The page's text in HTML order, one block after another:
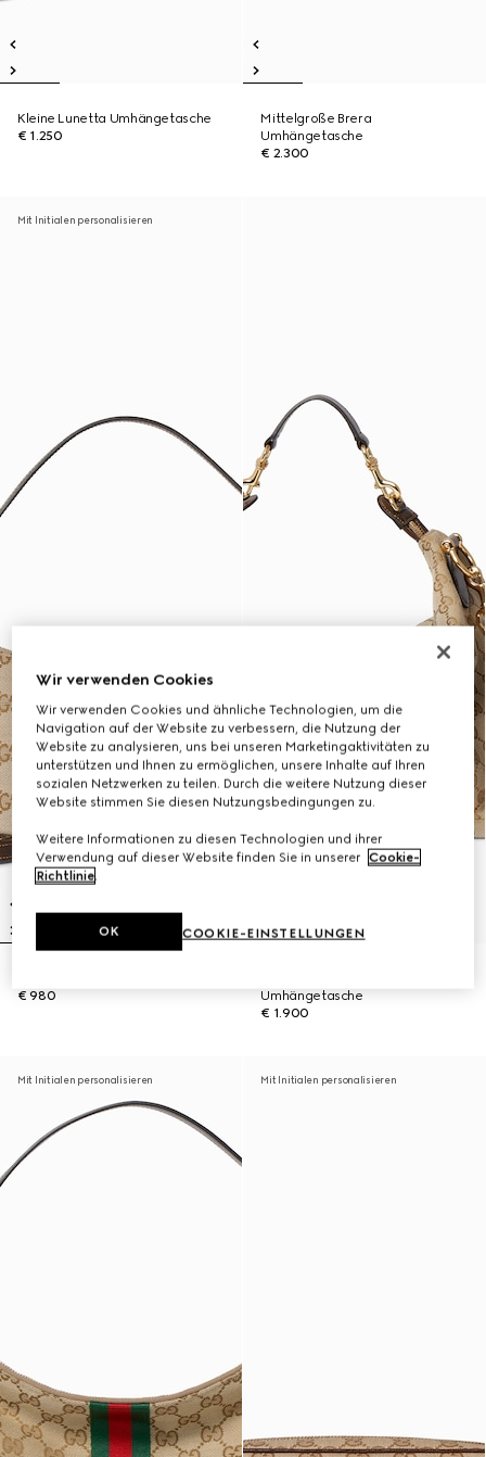
Kleine Lunetta Umhängetasche
€ 1.250
Mittelgroße Brera
Umhängetasche
€ 2.300
Mit Initialen personalisieren
€ 980
Umhängetasche
€ 1.900
Mit Initialen personalisieren Mit Initialen personalisieren
Wir verwenden Cookies
Wir verwenden Cookies und ähnliche Technologien, um die
Navigation auf der Website zu verbessern, die Nutzung der
Website zu analysieren, uns bei unseren Marketingaktivitäten zu
unterstützen und Ihnen zu ermöglichen, unsere Inhalte auf Ihren
sozialen Netzwerken zu teilen. Durch die weitere Nutzung dieser
Website stimmen Sie diesen Nutzungsbedingungen zu.
Weitere Informationen zu diesen Technologien und ihrer
Verwendung auf dieser Website finden Sie in unserer Cookie-
Richtlinie.
COOKIE-EINSTELLUNGEN
OK